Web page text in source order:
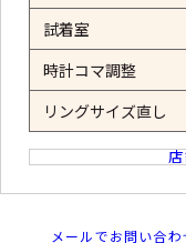
試着室
時計コマ調整
リングサイズ直し
メールでお問い合わ